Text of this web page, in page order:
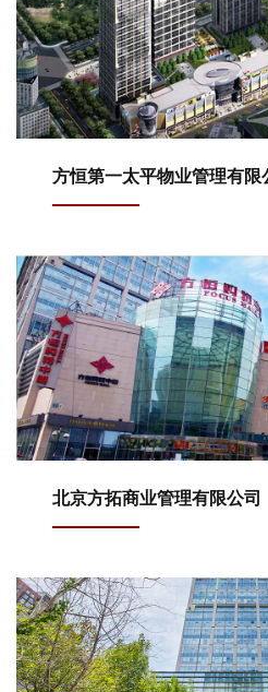
方恒第一太平物业管理有限
北京方拓商业管理有限公司